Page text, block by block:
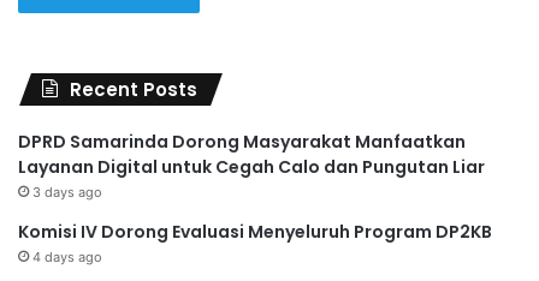
Recent Posts
DPRD Samarinda Dorong Masyarakat Manfaatkan
Layanan Digital untuk Cegah Calo dan Pungutan Liar
3 days ago
Komisi IV Dorong Evaluasi Menyeluruh Program DP2KB
4 days ago